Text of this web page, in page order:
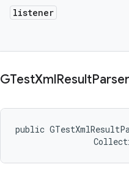
listener
GTestXmlResultParser
public